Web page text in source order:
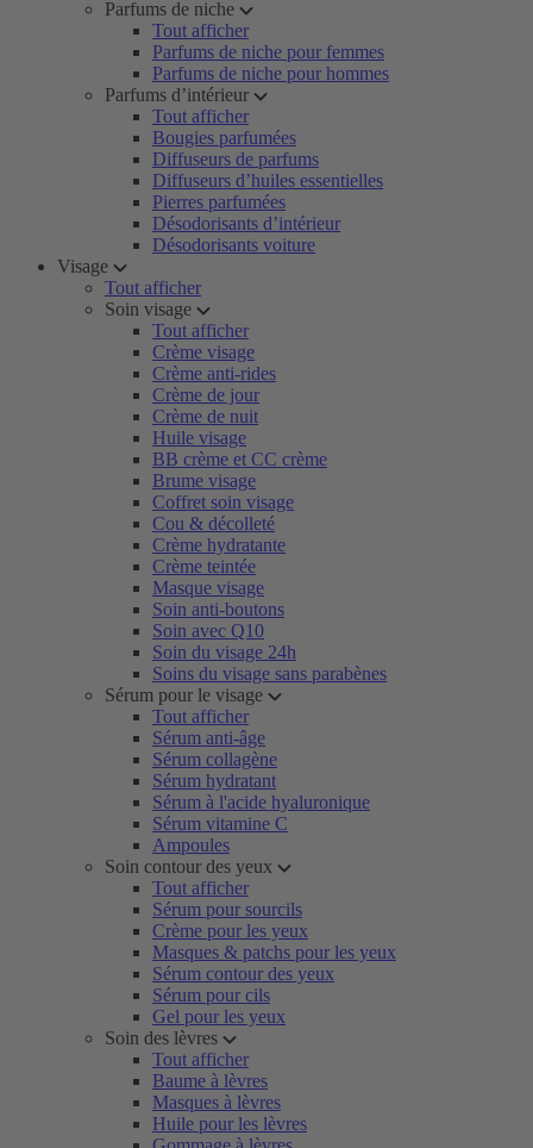
Parfums de niche
Tout afficher
Parfums de niche pour femmes
Parfums de niche pour hommes
Parfums d’intérieur
Tout afficher
Bougies parfumées
Diffuseurs de parfums
Diffuseurs d’huiles essentielles
Pierres parfumées
Désodorisants d’intérieur
Désodorisants voiture
Visage
Tout afficher
Soin visage
Tout afficher
Crème visage
Crème anti-rides
Crème de jour
Crème de nuit
Huile visage
BB crème et CC crème
Brume visage
Coffret soin visage
Cou & décolleté
Crème hydratante
Crème teintée
Masque visage
Soin anti-boutons
Soin avec Q10
Soin du visage 24h
Soins du visage sans parabènes
Sérum pour le visage
Tout afficher
Sérum anti-âge
Sérum collagène
Sérum hydratant
Sérum à l'acide hyaluronique
Sérum vitamine C
Ampoules
Soin contour des yeux
Tout afficher
Sérum pour sourcils
Crème pour les yeux
Masques & patchs pour les yeux
Sérum contour des yeux
Sérum pour cils
Gel pour les yeux
Soin des lèvres
Tout afficher
Baume à lèvres
Masques à lèvres
Huile pour les lèvres